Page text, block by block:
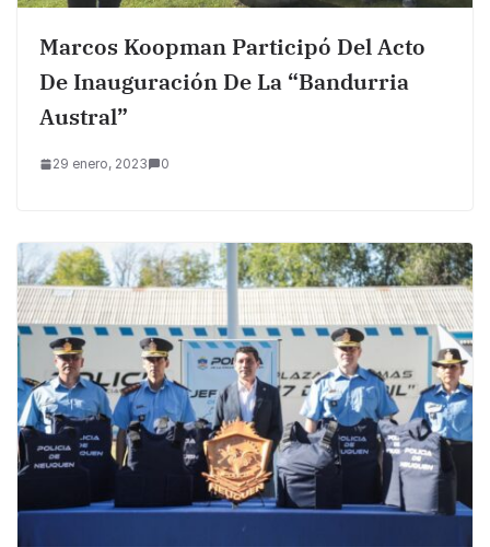
Marcos Koopman Participó Del Acto
De Inauguración De La “Bandurria
Austral”
29 enero, 2023 0